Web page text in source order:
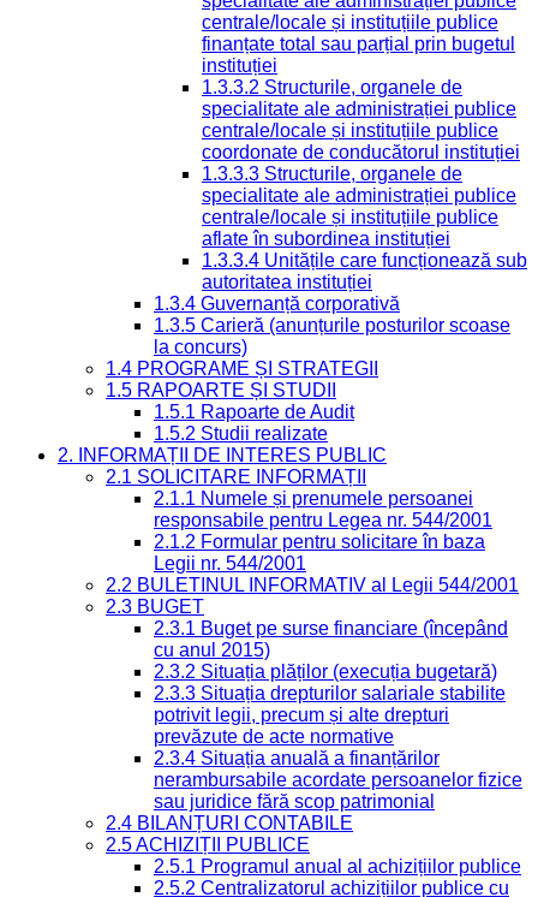
centrale/locale și instituțiile publice
finanțate total sau parțial prin bugetul
instituției
1.3.3.2 Structurile, organele de
specialitate ale administrației publice
centrale/locale și instituțiile publice
coordonate de conducătorul instituției
1.3.3.3 Structurile, organele de
specialitate ale administrației publice
centrale/locale și instituțiile publice
aflate în subordinea instituției
1.3.3.4 Unitățile care funcționează sub
autoritatea instituției
1.3.4 Guvernanță corporativă
1.3.5 Carieră (anunțurile posturilor scoase
la concurs)
1.4 PROGRAME ȘI STRATEGII
1.5 RAPOARTE ȘI STUDII
1.5.1 Rapoarte de Audit
1.5.2 Studii realizate
2. INFORMAȚII DE INTERES PUBLIC
2.1 SOLICITARE INFORMAȚII
2.1.1 Numele și prenumele persoanei
responsabile pentru Legea nr. 544/2001
2.1.2 Formular pentru solicitare în baza
Legii nr. 544/2001
2.2 BULETINUL INFORMATIV al Legii 544/2001
2.3 BUGET
2.3.1 Buget pe surse financiare (începând
cu anul 2015)
2.3.2 Situația plăților (execuția bugetară)
2.3.3 Situația drepturilor salariale stabilite
potrivit legii, precum și alte drepturi
prevăzute de acte normative
2.3.4 Situația anuală a finanțărilor
nerambursabile acordate persoanelor fizice
sau juridice fără scop patrimonial
2.4 BILANȚURI CONTABILE
2.5 ACHIZIȚII PUBLICE
2.5.1 Programul anual al achizițiilor publice
2.5.2 Centralizatorul achizițiilor publice cu